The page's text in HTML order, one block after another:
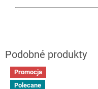
Promocja
Polecane